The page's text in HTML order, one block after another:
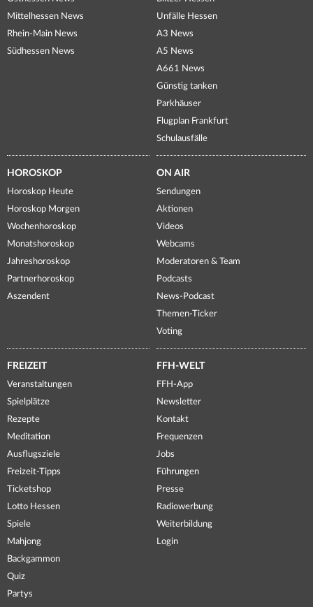
Mittelhessen News
Rhein-Main News
Südhessen News
Unfälle Hessen
A3 News
A5 News
A661 News
Günstig tanken
Parkhäuser
Flugplan Frankfurt
Schulausfälle
HOROSKOP
Horoskop Heute
Horoskop Morgen
Wochenhoroskop
Monatshoroskop
Jahreshoroskop
Partnerhoroskop
Aszendent
ON AIR
Sendungen
Aktionen
Videos
Webcams
Moderatoren & Team
Podcasts
News-Podcast
Themen-Ticker
Voting
FREIZEIT
Veranstaltungen
Spielplätze
Rezepte
Meditation
Ausflugsziele
Freizeit-Tipps
Ticketshop
Lotto Hessen
Spiele
Mahjong
Backgammon
Quiz
Partys
FFH-WELT
FFH-App
Newsletter
Kontakt
Frequenzen
Jobs
Führungen
Presse
Radiowerbung
Weiterbildung
Login